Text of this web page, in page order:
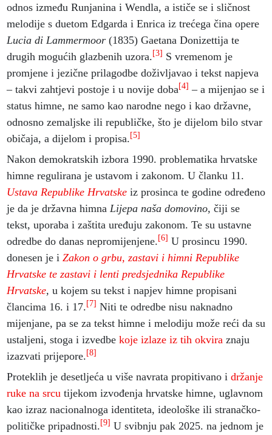
odnos između Runjanina i Wendla, a ističe se i sličnost
melodije s duetom Edgarda i Enrica iz trećega čina opere
Lucia di Lammermoor(1835) Gaetana Donizettija te
drugih mogućih glazbenih uzora. [3] S vremenom je
promjene i jezične prilagodbe doživljavao i tekst napjeva
– takvi zahtjevi postoje i u novije doba [4] – a mijenjao se i
status himne, ne samo kao narodne nego i kao državne,
odnosno zemaljske ili republičke, što je dijelom bilo stvar
običaja, a dijelom i propisa. [5]
Nakon demokratskih izbora 1990. problematika hrvatske
himne regulirana je ustavom i zakonom. U članku 11.
Ustava Republike Hrvatskeiz prosinca te godine određeno
je da je državna himna Lijepa naša domovino, čiji se
tekst, uporaba i zaštita uređuju zakonom. Te su ustavne
odredbe do danas nepromijenjene. [6] U prosincu 1990.
donesen je i Zakon o grbu, zastavi i himni Republike
Hrvatske te zastavi i lenti predsjednika Republike
Hrvatske, u kojem su tekst i napjev himne propisani
člancima 16. i 17. [7] Niti te odredbe nisu naknadno
mijenjane, pa se za tekst himne i melodiju može reći da su
ustaljeni, stoga i izvedbe koje izlaze iz tih okvira znaju
izazvati prijepore. [8]
Proteklih je desetljeća u više navrata propitivano i držanje
ruke na srcu tijekom izvođenja hrvatske himne, uglavnom
kao izraz nacionalnoga identiteta, ideološke ili stranačko-
političke pripadnosti. [9] U svibnju pak 2025. na jednom je